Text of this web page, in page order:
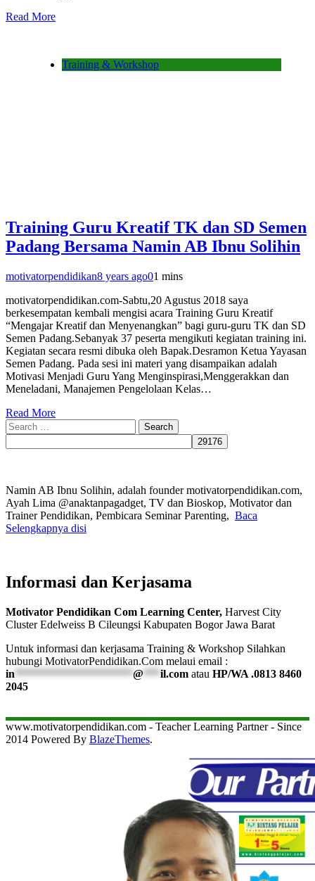
Read More
Training & Workshop
Training Guru Kreatif TK dan SD Semen
Padang Bersama Namin AB Ibnu Solihin
motivatorpendidikan8 years ago01 mins
motivatorpendidikan.com-Sabtu,20 Agustus 2018 saya
berkesempatan kembali mengisi acara Training Guru Kreatif
“Mengajar Kreatif dan Menyenangkan” bagi guru-guru TK dan SD
Semen Padang.Sebanyak 37 peserta mengikuti kegiatan training ini.
Kegiatan secara resmi dibuka oleh Bapak.Desramon Ketua Yayasan
Semen Padang. Pada sesi ini materi yang disampaikan adalah
Motivasi Menjadi Guru Yang Menginspirasi,Menggerakkan dan
Meneladani, Manajemen Pengelolaan Kelas…
Read More
Search
for:
Namin AB Ibnu Solihin, adalah founder motivatorpendidikan.com,
Ayah Lima @anaktanpagadget, TV dan Bioskop, Motivator dan
Trainer Pendidikan, Pembicara Seminar Parenting, Baca
Selengkapnya disi
Informasi dan Kerjasama
Motivator Pendidikan Com Learning Center, Harvest City
Cluster Edelweiss B Cileungsi Kabupaten Bogor Jawa Barat
Untuk informasi dan kerjasama Training & Workshop Silahkan
hubungi MotivatorPendidikan.Com melaui email :
in *********************@ ***il.com atau HP/WA .0813 8460
2045
www.motivatorpendidikan.com - Teacher Learning Partner - Since
2014 Powered By BlazeThemes.